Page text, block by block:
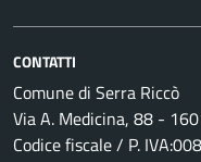
CONTATTI
Comune di Serra Riccò
Via A. Medicina, 88 -
Codice fiscale / P.